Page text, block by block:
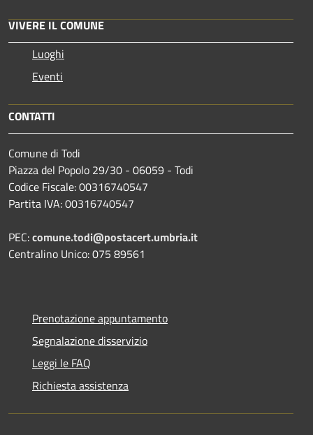
VIVERE IL COMUNE
Luoghi
Eventi
CONTATTI
Comune di Todi
Piazza del Popolo 29/30 - 06059 - Todi
Codice Fiscale: 00316740547
Partita IVA: 00316740547
PEC:comune.todi@postacert.umbria.it
Centralino Unico: 075 89561
Prenotazione appuntamento
Segnalazione disservizio
Leggi le FAQ
Richiesta assistenza